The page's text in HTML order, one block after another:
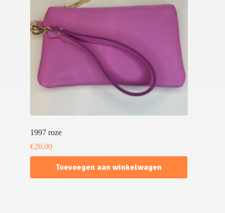
1997 roze
€20,00
Toevoegen aan winkelwagen